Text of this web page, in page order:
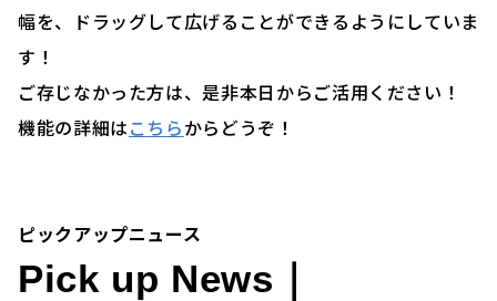
幅を、ドラッグして広げることができるようにしていま
す！
ご存じなかった方は、是非本日からご活用ください！
機能の詳細はこちらからどうぞ！
ピックアップニュース
Pick up News｜